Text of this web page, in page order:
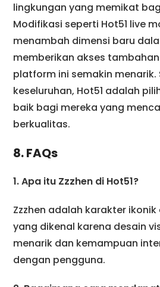
lingkungan yang memikat
Modifikasi seperti Hot51 live
menambah dimensi baru
memberikan akses
platform ini semakin menarik.
keseluruhan, Hot51 adalah
baik bagi mereka yang
berkualitas.
8. FAQs
1. Apa itu Zzzhen di Hot51?
Zzzhen adalah karakter
yang dikenal karena desain
menarik dan kemampuan
dengan pengguna.